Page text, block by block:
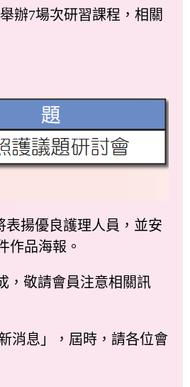
辦7場次研習課程，相關
表揚優良護理人員，並安
作品海報。
，敬請會員注意相關訊
消息」，屆時，請各位會